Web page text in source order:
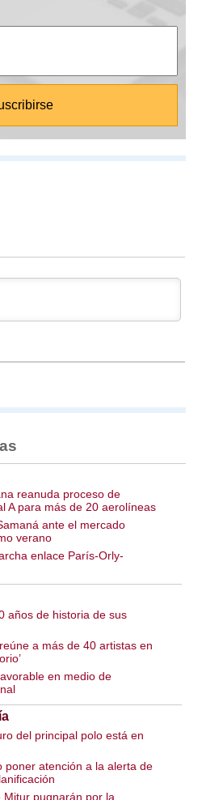
reanuda proceso de
A para más de 20 aerolíneas
ante el mercado
verano
enlace París-Orly-
años de historia de sus
a más de 40 artistas en
en medio de
del principal polo está en
poner atención a la alerta de
pugnarán por la